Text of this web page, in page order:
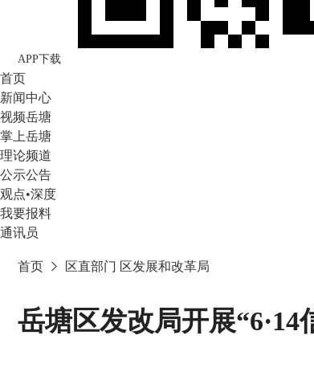
APP下载
首页
新闻中心
视频岳塘
掌上岳塘
理论频道
公示公告
观点•深度
我要报料
通讯员
首页 区直部门 区发展和改革局
岳塘区发改局开展